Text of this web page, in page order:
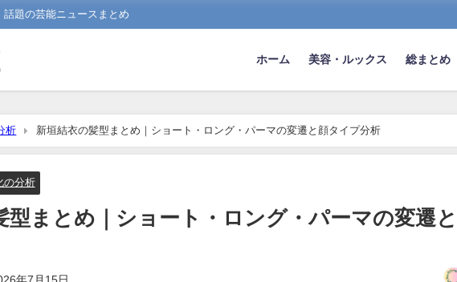
題の芸能ニュースまとめ
ホーム 美容・ルックス 総まとめ
析 新垣結衣の髪型まとめ｜ショート・ロング・パーマの変遷と顔タイプ分析
の分析
型まとめ｜ショート・ロング・パーマの変遷
年7月15日